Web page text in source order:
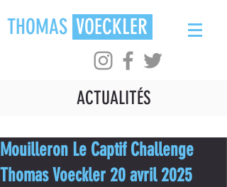
THOMAS VOECKLER
ACTUALITÉS
Mouilleron Le Captif Challenge
Thomas Voeckler 20 avril 2025